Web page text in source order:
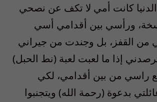
كانت أمي لا تكف عن نصحي
ورأسي بين أقدامي أسي
من القفز، بل وجندت من جيراني
إذا ما لعبت لعبة (نط الحبل)
راسي من بين أقدامي، لكي
بدعوة (رحمة الله) ويتجنبوا